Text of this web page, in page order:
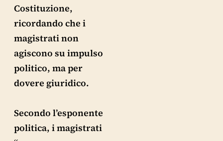
Costituzione,
ricordando che i
magistrati non
agiscono su impulso
politico, ma per
dovere giuridico.
Secondo l’esponente
politica, i magistrati